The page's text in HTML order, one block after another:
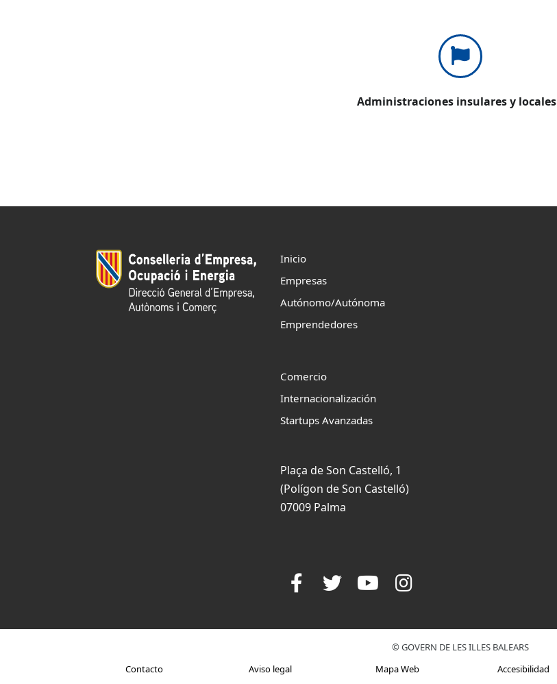
Administraciones insulares y locales
Inicio
Empresas
Autónomo/Autónoma
Emprendedores
Comercio
Internacionalización
Startups Avanzadas
Plaça de Son Castelló, 1
(Polígon de Son Castelló)
07009 Palma
© GOVERN DE LES ILLES BALEARS
Contacto
Aviso legal Mapa Web Accesibilidad